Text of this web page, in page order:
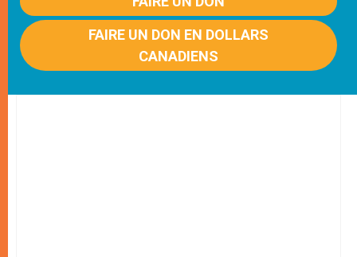
FAIRE UN DON EN DOLLARS
CANADIENS